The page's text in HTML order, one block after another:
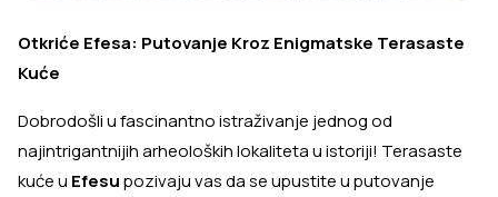
Otkriće Efesa: Putovanje Kroz Enigmatske Terasaste
Kuće
Dobrodošli u fascinantno istraživanje jednog od
najintrigantnijih arheoloških lokaliteta u istoriji! Terasaste
kuće u Efesupozivaju vas da se upustite u putovanje